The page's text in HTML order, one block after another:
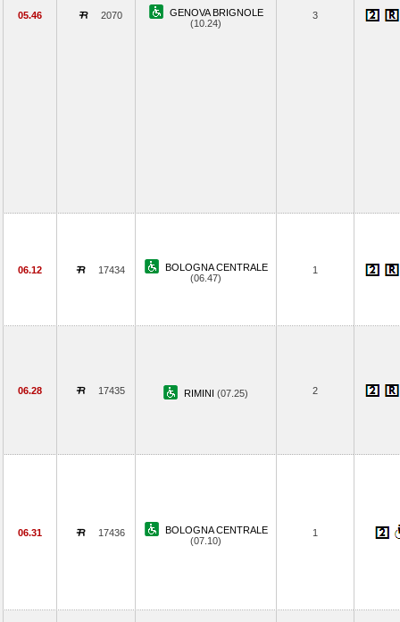
05.46 2070
GENOVA BRIGNOLE
(10.24)
3
06.12 17434
BOLOGNA CENTRALE
(06.47)
1
06.28 17435 RIMINI (07.25) 2
06.31 17436
BOLOGNA CENTRALE
(07.10)
1